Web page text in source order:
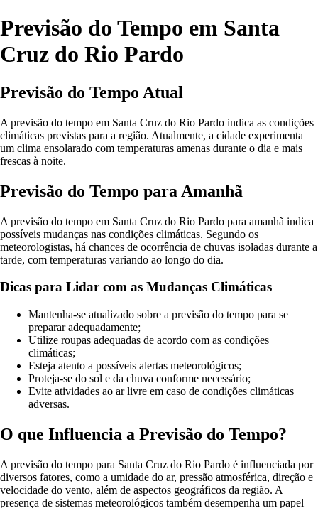
Previsão do Tempo em Santa
Cruz do Rio Pardo
Previsão do Tempo Atual
A previsão do tempo em Santa Cruz do Rio Pardo indica as condições
climáticas previstas para a região. Atualmente, a cidade experimenta
um clima ensolarado com temperaturas amenas durante o dia e mais
frescas à noite.
Previsão do Tempo para Amanhã
A previsão do tempo em Santa Cruz do Rio Pardo para amanhã indica
possíveis mudanças nas condições climáticas. Segundo os
meteorologistas, há chances de ocorrência de chuvas isoladas durante a
tarde, com temperaturas variando ao longo do dia.
Dicas para Lidar com as Mudanças Climáticas
Mantenha-se atualizado sobre a previsão do tempo para se
preparar adequadamente;
Utilize roupas adequadas de acordo com as condições
climáticas;
Esteja atento a possíveis alertas meteorológicos;
Proteja-se do sol e da chuva conforme necessário;
Evite atividades ao ar livre em caso de condições climáticas
adversas.
O que Influencia a Previsão do Tempo?
A previsão do tempo para Santa Cruz do Rio Pardo é influenciada por
diversos fatores, como a umidade do ar, pressão atmosférica, direção e
velocidade do vento, além de aspectos geográficos da região. A
presença de sistemas meteorológicos também desempenha um papel